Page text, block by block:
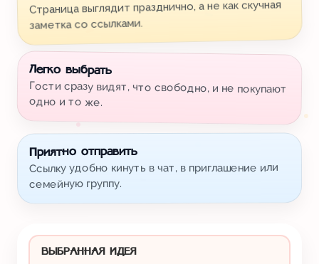
Страница выглядит празднично, а не как скучная
заметка со ссылками.
Легко выбрать
Гости сразу видят, что свободно, и не покупают
одно и то же.
Приятно отправить
Ссылку удобно кинуть в чат, в приглашение или
семейную группу.
ВЫБРАННАЯ ИДЕЯ